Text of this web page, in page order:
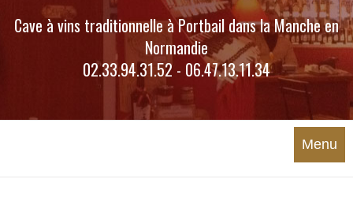
Cave à vins traditionnelle à Portbail dans la Manche en
Normandie
02.33.94.31.52 - 06.47.13.11.34
Menu